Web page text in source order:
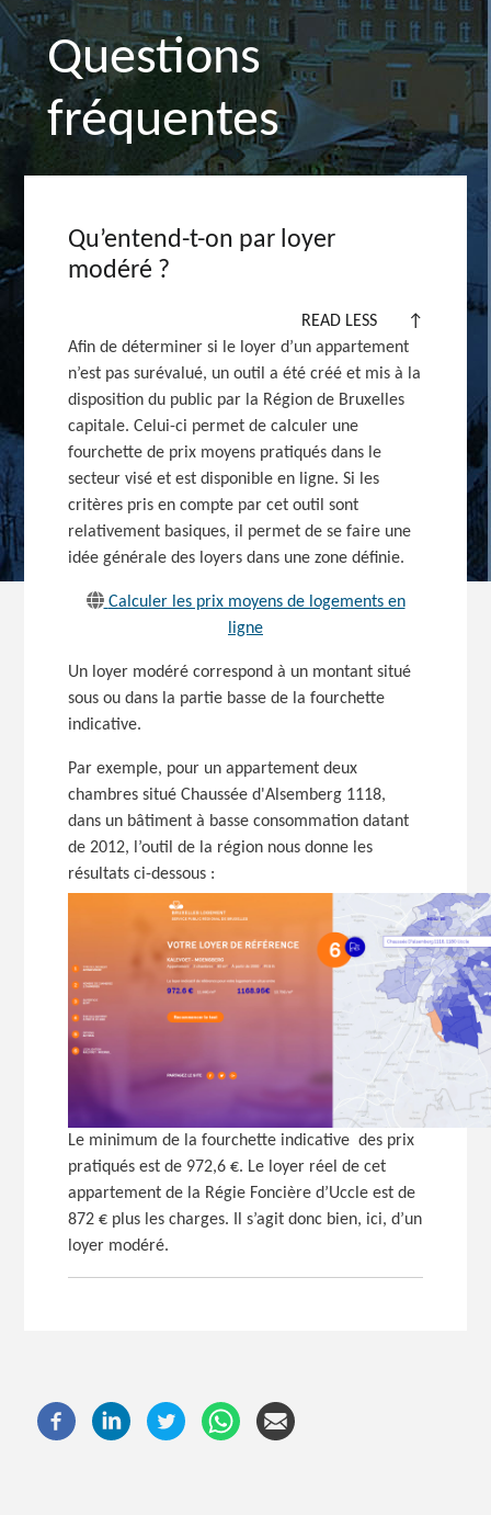
Questions
fréquentes
Qu’entend-t-on par loyer
modéré ?
READ LESS
↑
Afin de déterminer si le loyer d’un appartement
n’est pas surévalué, un outil a été créé et mis à la
disposition du public par la Région de Bruxelles
capitale. Celui-ci permet de calculer une
fourchette de prix moyens pratiqués dans le
secteur visé et est disponible en ligne. Si les
critères pris en compte par cet outil sont
relativement basiques, il permet de se faire une
idée générale des loyers dans une zone définie.
Calculer les prix moyens de logements en
ligne
Un loyer modéré correspond à un montant situé
sous ou dans la partie basse de la fourchette
indicative.
Par exemple, pour un appartement deux
chambres situé Chaussée d'Alsemberg 1118,
dans un bâtiment à basse consommation datant
de 2012, l’outil de la région nous donne les
résultatsci-dessous :
Le minimum de la fourchette indicative des prix
pratiqués est de 972,6 €. Le loyer réel de cet
appartement de la Régie Foncière d’Uccle est de
872 € plus les charges. Il s’agit donc bien, ici, d’un
loyer modéré.